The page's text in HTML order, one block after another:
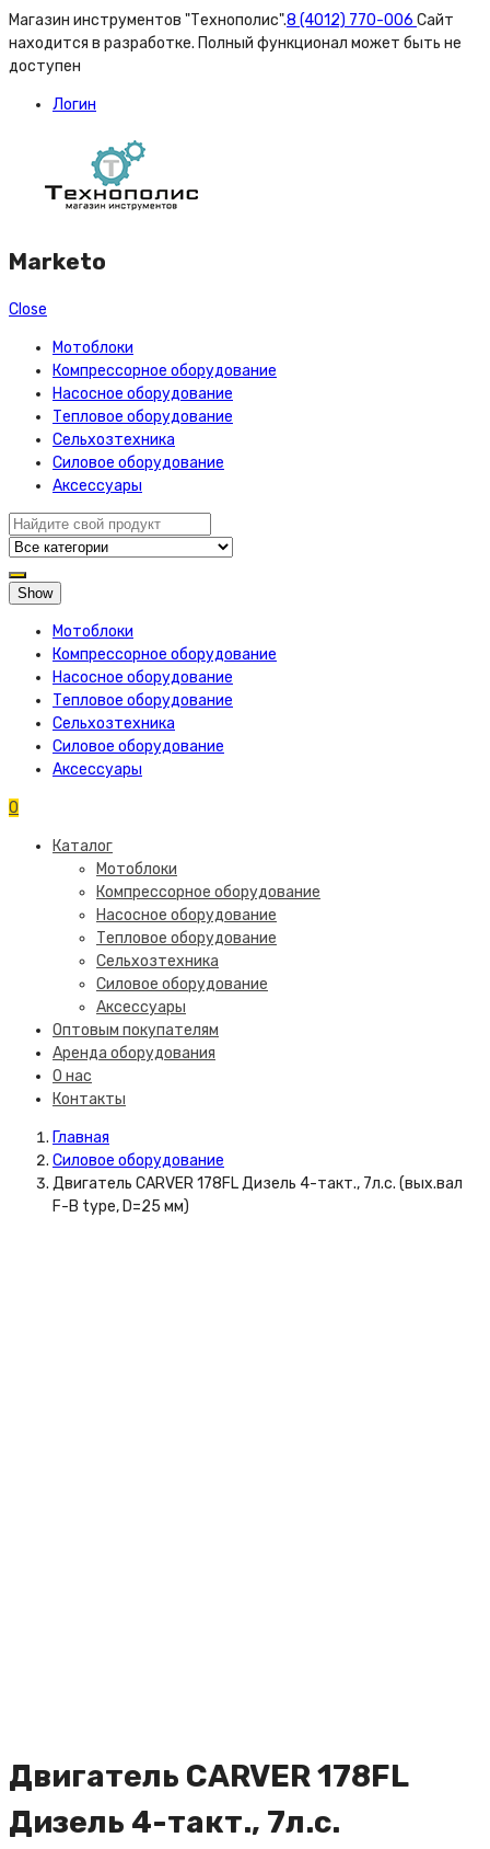
Магазин инструментов "Технополис".8 (4012) 770-006 Сайт
находится в разработке. Полный функционал может быть не
доступен
Логин
Marketo
Close
Мотоблоки
Компрессорное оборудование
Насосное оборудование
Тепловое оборудование
Сельхозтехника
Силовое оборудование
Аксессуары
Show
Мотоблоки
Компрессорное оборудование
Насосное оборудование
Тепловое оборудование
Сельхозтехника
Силовое оборудование
Аксессуары
0
Каталог
Мотоблоки
Компрессорное оборудование
Насосное оборудование
Тепловое оборудование
Сельхозтехника
Силовое оборудование
Аксессуары
Оптовым покупателям
Аренда оборудования
О нас
Контакты
Главная
Силовое оборудование
Двигатель CARVER 178FL Дизель 4-такт., 7л.с. (вых.вал
F-B type, D=25 мм)
Двигатель CARVER 178FL
Дизель 4-такт., 7л.с.